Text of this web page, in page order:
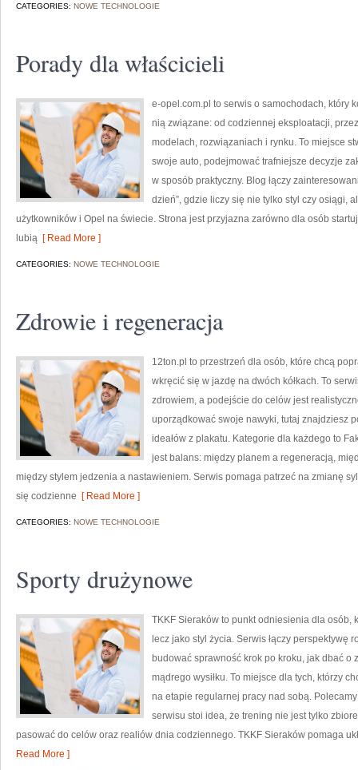
CATEGORIES: NOWE TECHNOLOGIE
Porady dla właścicieli
e-opel.com.pl to serwis o samochodach, który
nią związane: od codziennej eksploatacji,
modelach, rozwiązaniach i rynku. To miejsce
swoje auto, podejmować trafniejsze decyzje
w sposób praktyczny. Blog łączy
dzień”, gdzie liczy się nie tylko styl czy osiągi,
użytkowników i Opel na świecie. Strona jest przyjazna zarówno dla osób
lubią [ Read More ]
CATEGORIES: NOWE TECHNOLOGIE
Zdrowie i regeneracja
12ton.pl to przestrzeń dla osób, które chcą
wkręcić się w jazdę na dwóch kółkach. To
zdrowiem, a podejście do celów jest
uporządkować swoje nawyki, tutaj znajdziesz
ideałów z plakatu. Kategorie dla każdego to
jest balans: między planem a regeneracją,
między stylem jedzenia a nastawieniem. Serwis pomaga patrzeć na zmianę
się codzienne [ Read More ]
CATEGORIES: NOWE TECHNOLOGIE
Sporty drużynowe
TKKF Sieraków to punkt odniesienia dla osób,
lecz jako styl życia. Serwis łączy
budować sprawność krok po kroku, jak dbać
mądrego wysiłku. To miejsce dla tych, którzy
na etapie regularnej pracy nad sobą.
serwisu stoi idea, że trening nie jest tylko
pasować do celów oraz realiów dnia codziennego. TKKF Sieraków pomaga
Read More ]